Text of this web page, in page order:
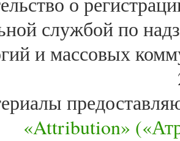
службой по
и массовых
«Attribution»